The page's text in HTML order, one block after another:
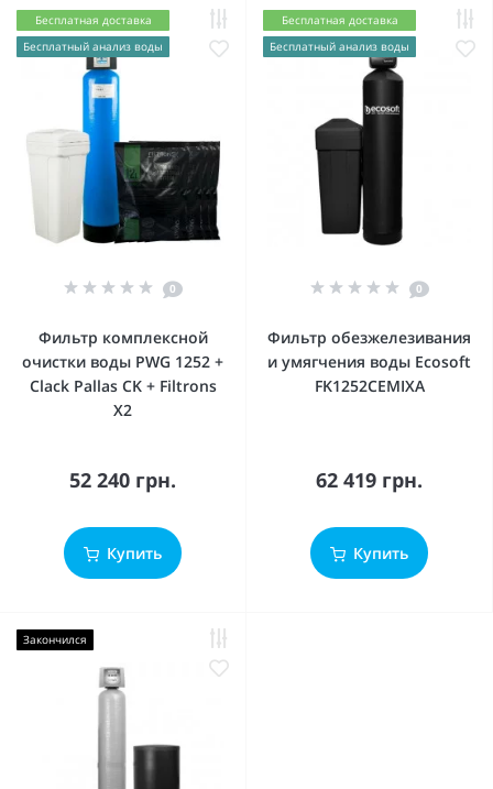
Бесплатная доставка
Бесплатный анализ воды
0
Фильтр комплексной
очистки воды PWG 1252 +
Clack Pallas CK + Filtrons
X2
52 240 грн.
Купить
Бесплатная доставка
Бесплатный анализ воды
0
Фильтр обезжелезивания
и умягчения воды Ecosoft
FK1252CEMIXA
62 419 грн.
Купить
Закончился